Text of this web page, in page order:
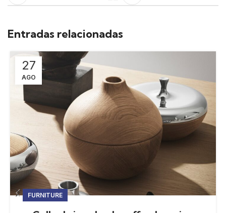
Entradas relacionadas
27
AGO
FURNITURE